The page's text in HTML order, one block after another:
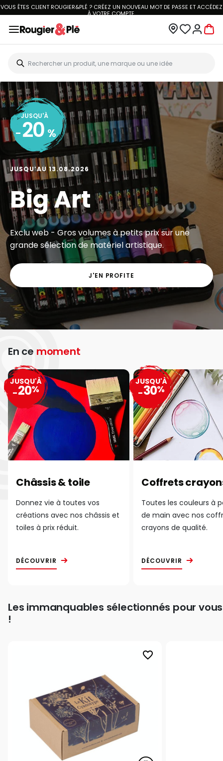
LIVRAISON À DOMICILE OFFERTE DÈS 70€.VOIR CONDITIONS
JUSQU'À
- 30 %
JUSQU’AU 13.09.2026
Rentrée scolaire
Anticipez la rentrée et complétez dès aujourd’hui
votre liste de fournitures scolaires !
J’EN PROFITE
En ce moment
Châssis & toile
Donnez vie à toutes vos
créations avec nos châssis et
toiles à prix réduit.
DÉCOUVRIR
JUSQU'À
-20%
Coffrets
Toutes les couleurs à
de main avec nos
crayons de qualité.
DÉCOUVRIR
JUSQU'À
-30%
Les immanquables sélectionnés pour vous
!
favorite_border